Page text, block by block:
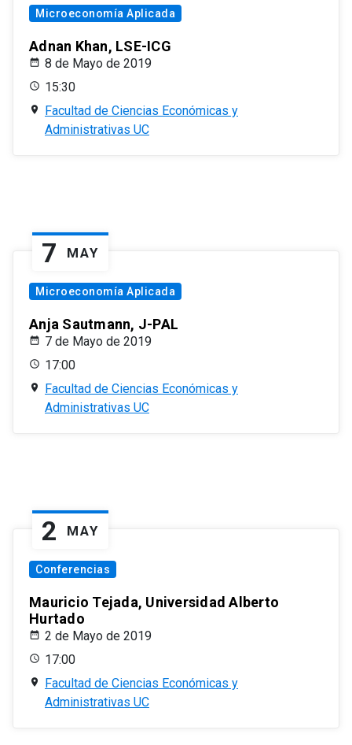
Microeconomía Aplicada
Adnan Khan, LSE-ICG
8 de Mayo de 2019
15:30
Facultad de Ciencias Económicas y
Administrativas UC
7 MAY
Microeconomía Aplicada
Anja Sautmann, J-PAL
7 de Mayo de 2019
17:00
Facultad de Ciencias Económicas y
Administrativas UC
2 MAY
Conferencias
Mauricio Tejada, Universidad Alberto
Hurtado
2 de Mayo de 2019
17:00
Facultad de Ciencias Económicas y
Administrativas UC